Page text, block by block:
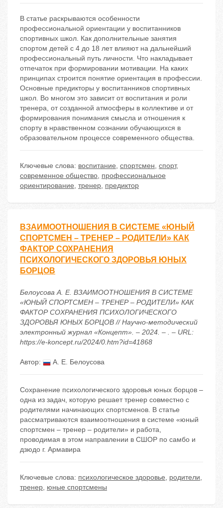
В статье раскрываются особенности
профессиональной ориентации у воспитанников
спортивных школ. Как дополнительные занятия
спортом детей с 4 до 18 лет влияют на дальнейший
профессиональный путь личности. Что накладывает
отпечаток при формировании мотивации. На каких
принципах строится понятие ориентация в профессии.
Основные предикторы у воспитанников спортивных
школ. Во многом это зависит от воспитания и роли
тренера, от созданной атмосферы в коллективе и от
формирования понимания смысла и отношения к
спорту в нравственном сознании обучающихся в
образовательном процессе современного общества.
Ключевые слова: воспитание, спортсмен, спорт,
современное общество, профессиональное
ориентирование, тренер, предиктор
ВЗАИМООТНОШЕНИЯ В СИСТЕМЕ «ЮНЫЙ
СПОРТСМЕН – ТРЕНЕР – РОДИТЕЛИ» КАК
ФАКТОР СОХРАНЕНИЯ
ПСИХОЛОГИЧЕСКОГО ЗДОРОВЬЯ ЮНЫХ
БОРЦОВ
Белоусова А. Е. ВЗАИМООТНОШЕНИЯ В СИСТЕМЕ
«ЮНЫЙ СПОРТСМЕН – ТРЕНЕР – РОДИТЕЛИ» КАК
ФАКТОР СОХРАНЕНИЯ ПСИХОЛОГИЧЕСКОГО
ЗДОРОВЬЯ ЮНЫХ БОРЦОВ // Научно-методический
электронный журнал «Концепт». – 2024. – . – URL:
https://e-koncept.ru/2024/0.htm?id=41868
Автор: А. Е. Белоусова
Сохранение психологического здоровья юных борцов –
одна из задач, которую решает тренер совместно с
родителями начинающих спортсменов. В статье
рассматриваются взаимоотношения в системе «юный
спортсмен – тренер – родители» и работа,
проводимая в этом направлении в СШОР по самбо и
дзюдо г. Армавира
Ключевые слова: психологическое здоровье, родители,
тренер, юные спортсмены